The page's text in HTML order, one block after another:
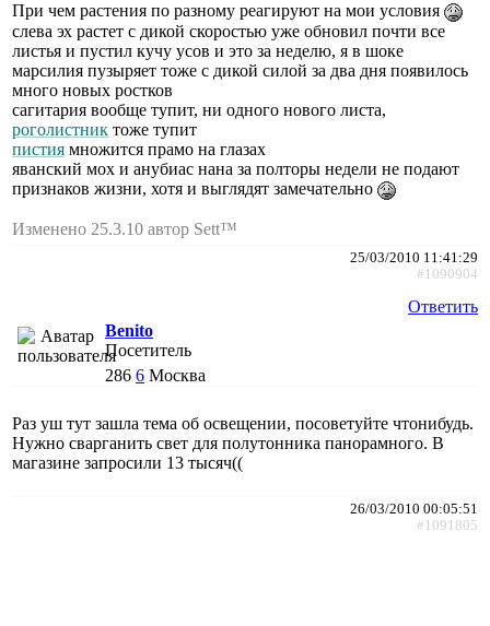
При чем растения по разному реагируют на мои условия
слева эх растет с дикой скоростью уже обновил почти все
листья и пустил кучу усов и это за неделю, я в шоке
марсилия пузыряет тоже с дикой силой за два дня появилось
много новых ростков
сагитария вообще тупит, ни одного нового листа,
роголистник тоже тупит
пистия множится прамо на глазах
яванский мох и анубиас нана за полторы недели не подают
признаков жизни, хотя и выглядят замечательно
Изменено 25.3.10 автор Sett™
25/03/2010 11:41:29
#1090904
Ответить
Benito
Посетитель
286 6 Москва
Раз уш тут зашла тема об освещении, посоветуйте чтонибудь.
Нужно сварганить свет для полутонника панорамного. В
магазине запросили 13 тысяч((
26/03/2010 00:05:51
#1091805